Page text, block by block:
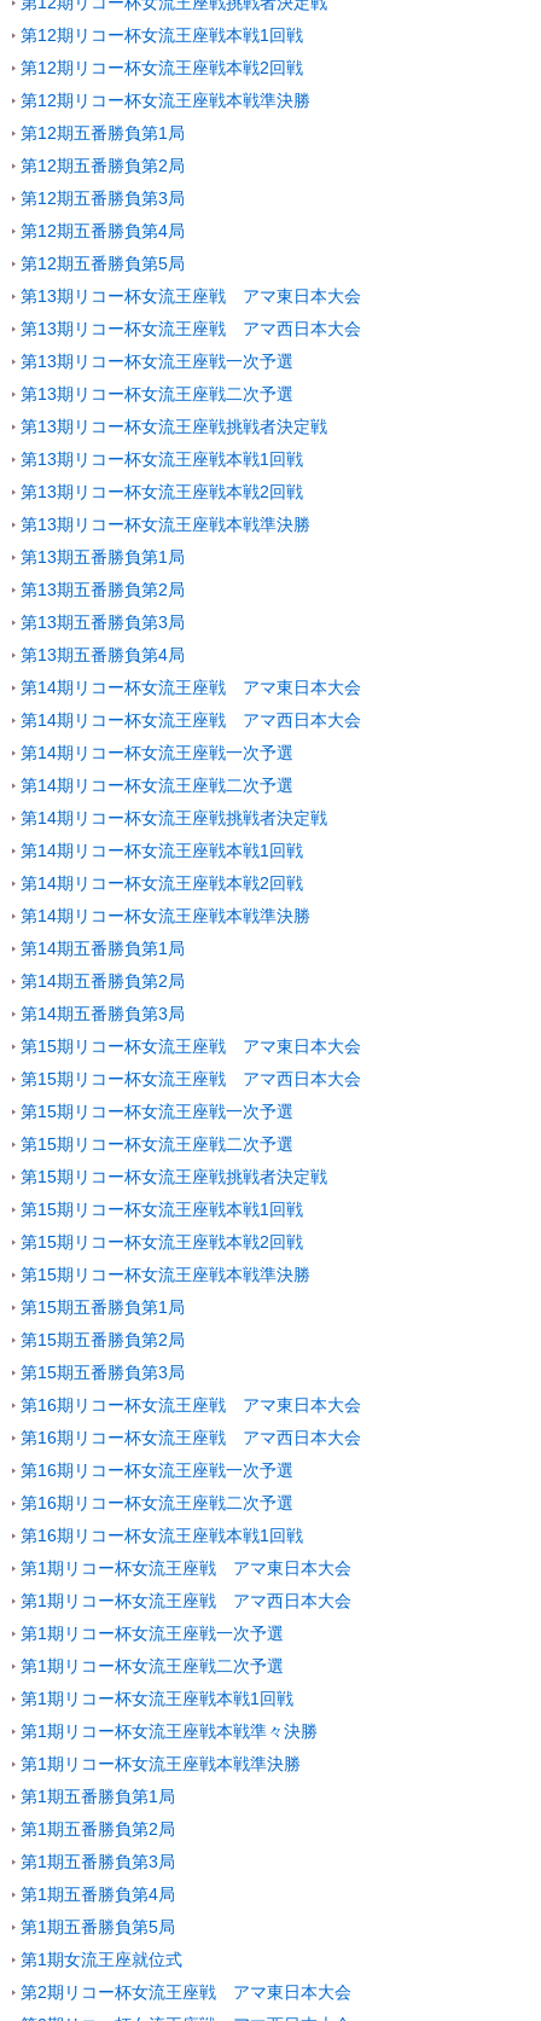
第12期リコー杯女流王座戦本戦1回戦
第12期リコー杯女流王座戦本戦2回戦
第12期リコー杯女流王座戦本戦準決勝
第12期五番勝負第1局
第12期五番勝負第2局
第12期五番勝負第3局
第12期五番勝負第4局
第12期五番勝負第5局
第13期リコー杯女流王座戦 アマ東日本大会
第13期リコー杯女流王座戦 アマ西日本大会
第13期リコー杯女流王座戦一次予選
第13期リコー杯女流王座戦二次予選
第13期リコー杯女流王座戦挑戦者決定戦
第13期リコー杯女流王座戦本戦1回戦
第13期リコー杯女流王座戦本戦2回戦
第13期リコー杯女流王座戦本戦準決勝
第13期五番勝負第1局
第13期五番勝負第2局
第13期五番勝負第3局
第13期五番勝負第4局
第14期リコー杯女流王座戦 アマ東日本大会
第14期リコー杯女流王座戦 アマ西日本大会
第14期リコー杯女流王座戦一次予選
第14期リコー杯女流王座戦二次予選
第14期リコー杯女流王座戦挑戦者決定戦
第14期リコー杯女流王座戦本戦1回戦
第14期リコー杯女流王座戦本戦2回戦
第14期リコー杯女流王座戦本戦準決勝
第14期五番勝負第1局
第14期五番勝負第2局
第14期五番勝負第3局
第15期リコー杯女流王座戦 アマ東日本大会
第15期リコー杯女流王座戦 アマ西日本大会
第15期リコー杯女流王座戦一次予選
第15期リコー杯女流王座戦二次予選
第15期リコー杯女流王座戦挑戦者決定戦
第15期リコー杯女流王座戦本戦1回戦
第15期リコー杯女流王座戦本戦2回戦
第15期リコー杯女流王座戦本戦準決勝
第15期五番勝負第1局
第15期五番勝負第2局
第15期五番勝負第3局
第16期リコー杯女流王座戦 アマ東日本大会
第16期リコー杯女流王座戦 アマ西日本大会
第16期リコー杯女流王座戦一次予選
第16期リコー杯女流王座戦二次予選
第16期リコー杯女流王座戦本戦1回戦
第1期リコー杯女流王座戦 アマ東日本大会
第1期リコー杯女流王座戦 アマ西日本大会
第1期リコー杯女流王座戦一次予選
第1期リコー杯女流王座戦二次予選
第1期リコー杯女流王座戦本戦1回戦
第1期リコー杯女流王座戦本戦準々決勝
第1期リコー杯女流王座戦本戦準決勝
第1期五番勝負第1局
第1期五番勝負第2局
第1期五番勝負第3局
第1期五番勝負第4局
第1期五番勝負第5局
第1期女流王座就位式
第2期リコー杯女流王座戦 アマ東日本大会